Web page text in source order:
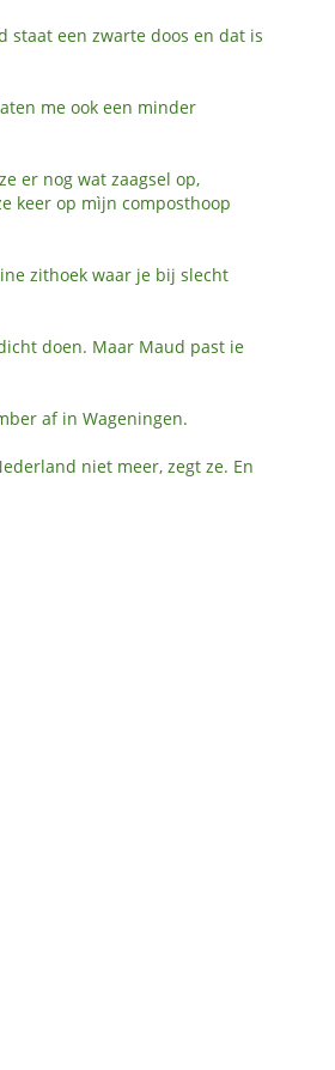
staat een zwarte doos en dat is
me ook een minder
er nog wat zaagsel op,
keer op mìjn composthoop
zithoek waar je bij slecht
doen. Maar Maud past ie
af in Wageningen.
niet meer, zegt ze. En